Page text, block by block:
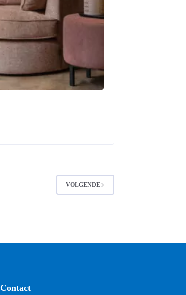
VOLGENDE
Contact